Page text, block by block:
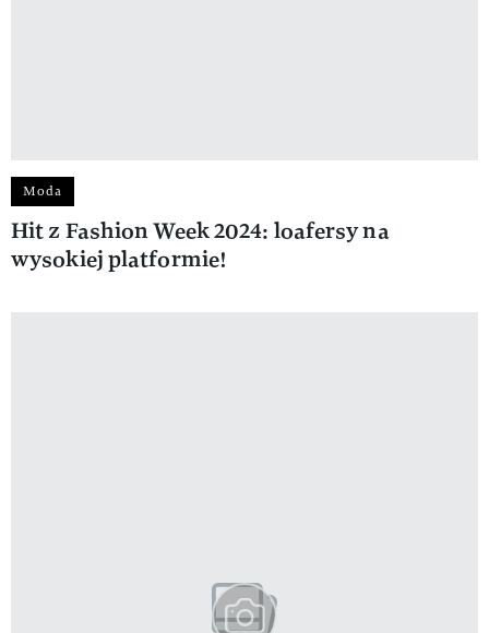
Moda
Hit z Fashion Week 2024: loafersy na
wysokiej platformie!